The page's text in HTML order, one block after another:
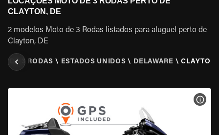
CLAYTON, DE
2 modelos Moto de 3 Rodas listados para aluguel perto de
Clayton, DE
DE 3 RODAS \ ESTADOS UNIDOS \ DELAWARE \
VER